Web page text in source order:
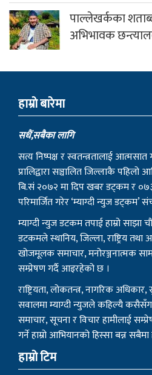
पाल्लेखर्कका
अभिभावक
हाम्राे बारेमा
सधैं,सबैका लागि
सत्य निष्पक्ष र स्वतन्त्रतालाई आत्मसात
प्रालिद्वारा सञ्चालित जिल्लाकै पहिलो
बि.सं २०७२ मा दिप खबर डट्कम र ०७३
परिमार्जित गरेर ‘म्याग्दी न्युज डट्कम’
म्याग्दी न्युज डटकम तपाई हाम्रो साझा
डटकमले स्थानिय, जिल्ला, राष्ट्रिय तथा
खोजमूलक समाचार, मनोरञ्जनात्मक
सम्प्रेषण गर्दै आइरहेको छ ।
राष्ट्रियता, लोकतन्त्र, नागरिक
सवालमा म्याग्दी न्युजले कहिल्यै
समाचार, सूचना र विचार हामीलाई
गर्ने हाम्रो आभियानको हिस्सा बन्न सबैमा
हाम्रो टिम